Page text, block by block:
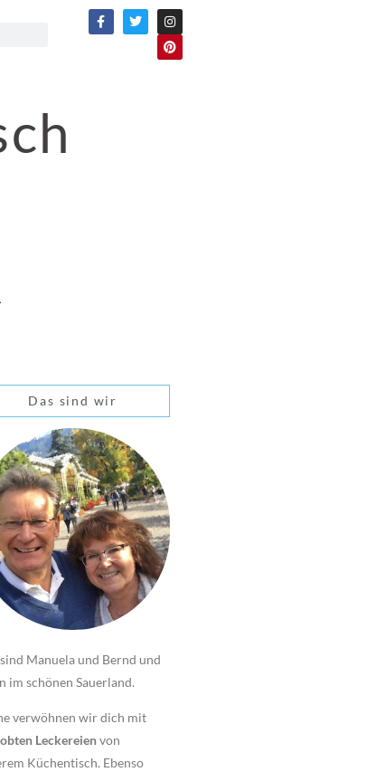
Das sind wir
Manuela und Bernd und
im schönen Sauerland.
verwöhnen wir dich mit
Leckereienvon
Küchentisch. Ebenso